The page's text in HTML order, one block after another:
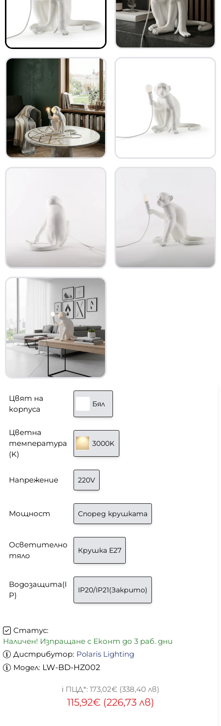
Статус:
Наличен! Изпращане с Еконт до 3 раб. дни
Дистрибутор: Polaris Lighting
Модел: LW-BD-HZ002
115,92€ (226,73 лв)
173,02€ (338,40 лв)
Цвят на
корпуса
Бял
Цветна
температура
(K)
3000K
Напрежение 220V
Мощност Според крушката
Осветително
тяло
Крушка E27
Водозащита(I
P)
IP20/IP21(Закрито)